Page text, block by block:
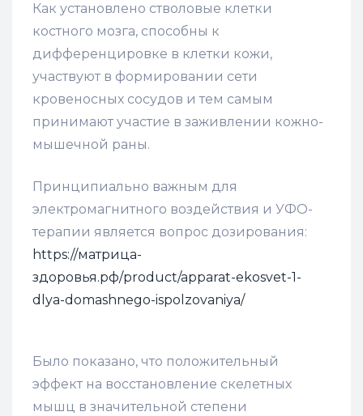
Как установлено стволовые клетки
костного мозга, способны к
дифференцировке в клетки кожи,
участвуют в формировании сети
кровеносных сосудов и тем самым
принимают участие в заживлении кожно-
мышечной раны.
Принципиально важным для
электромагнитного воздействия и УФО-
терапии является вопрос дозирования:
https://матрица-
здоровья.рф/product/apparat-ekosvet-1-
dlya-domashnego-ispolzovaniya/
Было показано, что положительный
эффект на восстановление скелетных
мышц в значительной степени